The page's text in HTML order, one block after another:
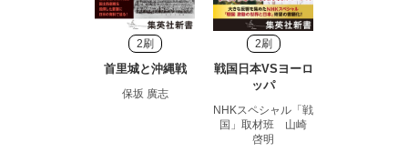
2刷
首里城と沖縄戦
保坂 廣志
2刷
戦国日本VSヨーロ
ッパ
NHKスペシャル「戦
国」取材班 山崎
啓明